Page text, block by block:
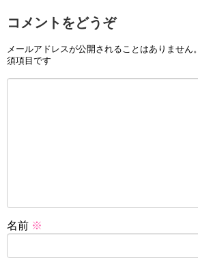
コメントをどうぞ
メールアドレスが公開されることはありません。
須項目です
名前 ※